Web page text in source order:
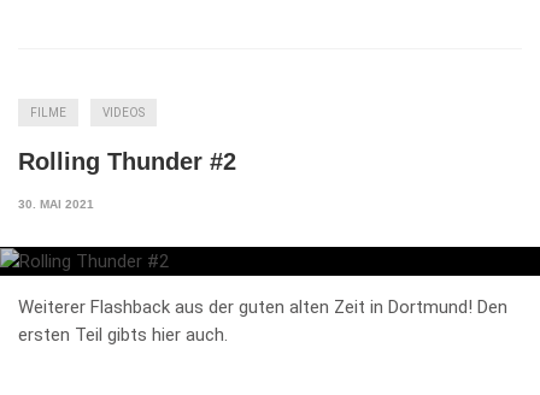
FILME VIDEOS
Rolling Thunder #2
30. MAI 2021
Weiterer Flashback aus der guten alten Zeit in Dortmund! Den
ersten Teil gibts hier auch.